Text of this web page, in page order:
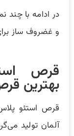
در ادامه با چند
و غضروف ساز
قرص
بهترین
قرص استئو